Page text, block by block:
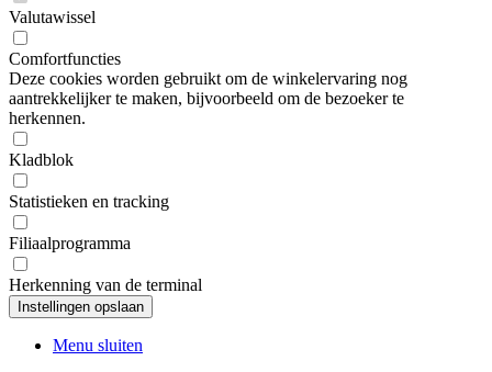
Valutawissel
Comfortfuncties
Deze cookies worden gebruikt om de winkelervaring nog
aantrekkelijker te maken, bijvoorbeeld om de bezoeker te
herkennen.
Kladblok
Statistieken en tracking
Filiaalprogramma
Herkenning van de terminal
Menu sluiten